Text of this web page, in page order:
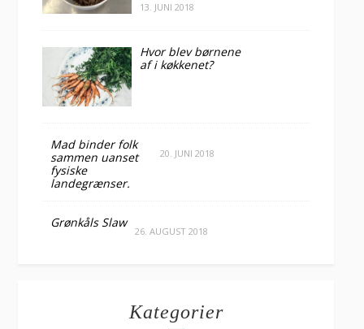
13. JUNI 2018
Hvor blev børnene
af i køkkenet?
Mad binder folk
sammen uanset
fysiske
landegrænser.
20. JUNI 2018
Grønkåls Slaw
26. AUGUST 2018
Kategorier